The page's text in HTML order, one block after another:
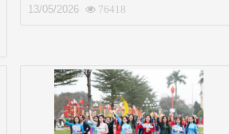
13/05/2026
76418